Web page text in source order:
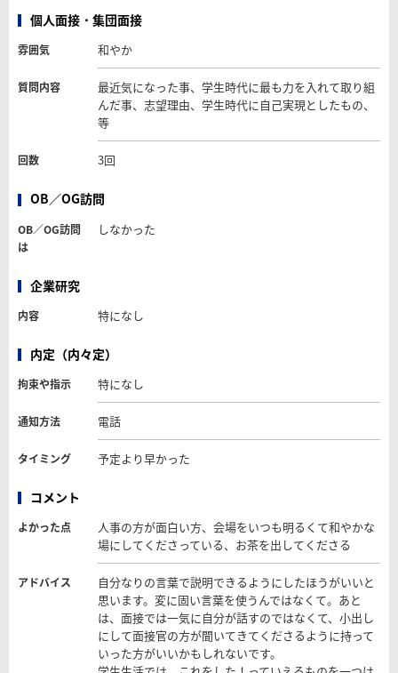
個人面接・集団面接
雰囲気 和やか
質問内容
最近気になった事、学生時代に最も力を入れて取り組
んだ事、志望理由、学生時代に自己実現としたもの、
等
回数 3回
OB／OG訪問
OB／OG訪問
は
しなかった
企業研究
内容 特になし
内定（内々定）
拘束や指示 特になし
通知方法 電話
タイミング 予定より早かった
コメント
よかった点
人事の方が面白い方、会場をいつも明るくて和やかな
場にしてくださっている、お茶を出してくださる
アドバイス
自分なりの言葉で説明できるようにしたほうがいいと
思います。変に固い言葉を使うんではなくて。あと
は、面接では一気に自分が話すのではなくて、小出し
にして面接官の方が聞いてきてくださるように持って
いった方がいいかもしれないです。